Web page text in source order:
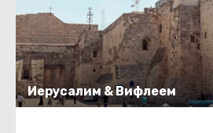
Иерусалим & Вифлеем